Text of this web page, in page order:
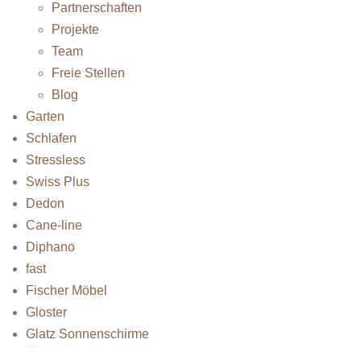
Partnerschaften
Projekte
Team
Freie Stellen
Blog
Garten
Schlafen
Stressless
Swiss Plus
Dedon
Cane-line
Diphano
fast
Fischer Möbel
Gloster
Glatz Sonnenschirme